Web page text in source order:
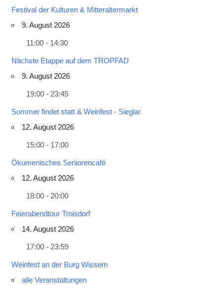
Festival der Kulturen & Mitteraltermarkt
9. August 2026
11:00 - 14:30
Nächste Etappe auf dem TROPFAD
9. August 2026
19:00 - 23:45
Sommer findet statt & Weinfest - Sieglar
12. August 2026
15:00 - 17:00
Ökumenisches Seniorencafé
12. August 2026
18:00 - 20:00
Feierabendtour Troisdorf
14. August 2026
17:00 - 23:59
Weinfest an der Burg Wissem
alle Veranstaltungen